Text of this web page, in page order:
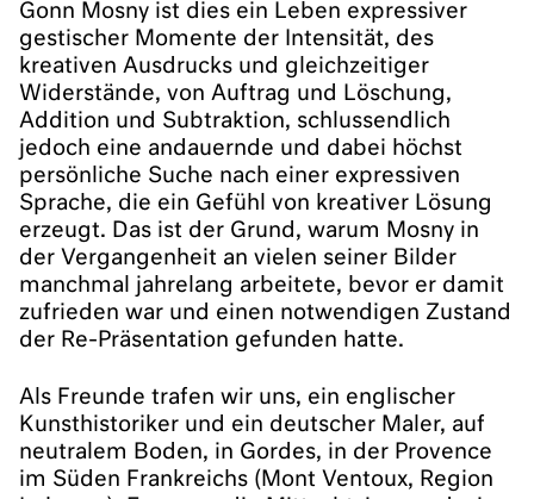
Gonn Mosny ist dies ein Leben expressiver
gestischer Momente der Intensität, des
kreativen Ausdrucks und gleichzeitiger
Widerstände, von Auftrag und Löschung,
Addition und Subtraktion, schlussendlich
jedoch eine andauernde und dabei höchst
persönliche Suche nach einer expressiven
Sprache, die ein Gefühl von kreativer Lösung
erzeugt. Das ist der Grund, warum Mosny in
der Vergangenheit an vielen seiner Bilder
manchmal jahrelang arbeitete, bevor er damit
zufrieden war und einen notwendigen Zustand
der Re-Präsentation gefunden hatte.
Als Freunde trafen wir uns, ein englischer
Kunsthistoriker und ein deutscher Maler, auf
neutralem Boden, in Gordes, in der Provence
im Süden Frankreichs (Mont Ventoux, Region